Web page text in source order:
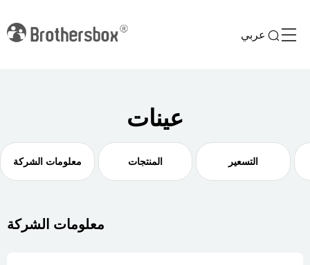
عربي
عينات
معلومات الشركة المنتجات التسعير
معلومات الشركة